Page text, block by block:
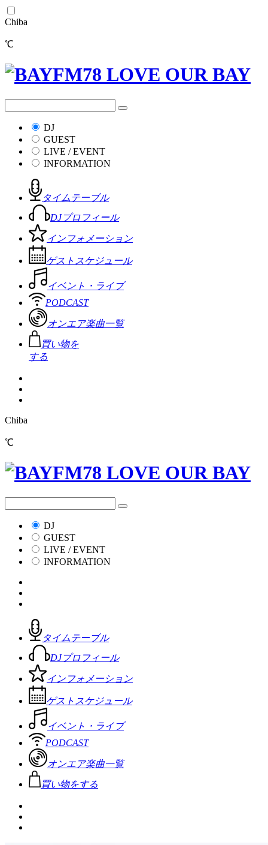
Chiba
℃
DJ
GUEST
LIVE / EVENT
INFORMATION
タイムテーブル
DJプロフィール
インフォメーション
ゲストスケジュール
イベント・ライブ
PODCAST
オンエア楽曲一覧
買い物を
する
Chiba
℃
DJ
GUEST
LIVE / EVENT
INFORMATION
タイムテーブル
DJプロフィール
インフォメーション
ゲストスケジュール
イベント・ライブ
PODCAST
オンエア楽曲一覧
買い物をする